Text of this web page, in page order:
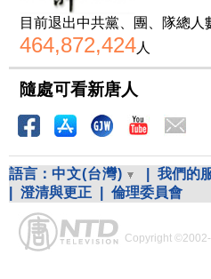
目前退出中共黨、團、隊總人
464,872,424人
隨處可看新唐人
語言： 中文(台灣) 我們的
澄清與更正 倫理委員會
Copyright